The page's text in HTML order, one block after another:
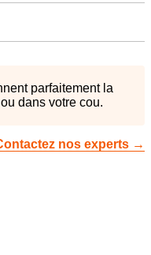
parfaitement la
dans votre cou.
nos experts →